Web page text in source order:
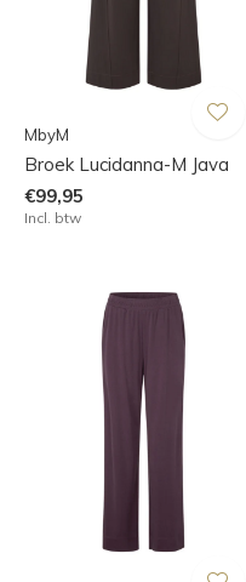
MbyM
Broek Lucidanna-M Java
€99,95
Incl. btw